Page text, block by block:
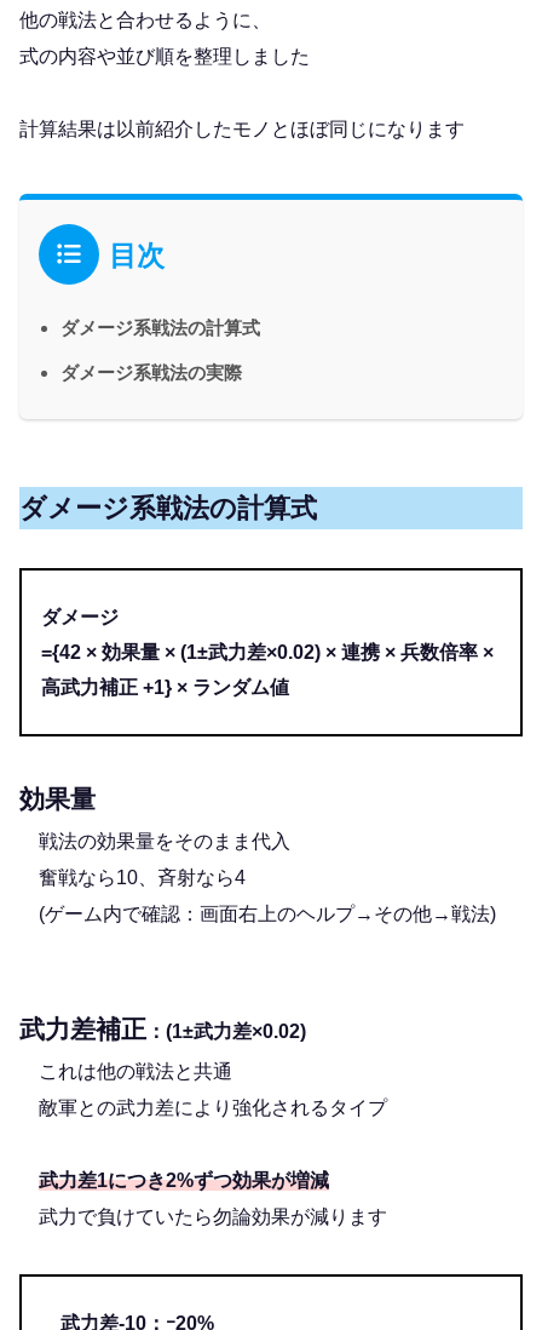
他の戦法と合わせるように、
式の内容や並び順を整理しました
計算結果は以前紹介したモノとほぼ同じになります
目次
ダメージ系戦法の計算式
ダメージ系戦法の実際
ダメージ系戦法の計算式
ダメージ
={42 × 効果量 × (1±武力差×0.02) × 連携 × 兵数倍率 ×
高武力補正 +1} × ランダム値
効果量
戦法の効果量をそのまま代入
奮戦なら10、斉射なら4
(ゲーム内で確認：画面右上のヘルプ→その他→戦法)
武力差補正 ：(1±武力差×0.02)
これは他の戦法と共通
敵軍との武力差により強化されるタイプ
武力差1につき2%ずつ効果が増減
武力で負けていたら勿論効果が減ります
武力差-10：ｰ20%